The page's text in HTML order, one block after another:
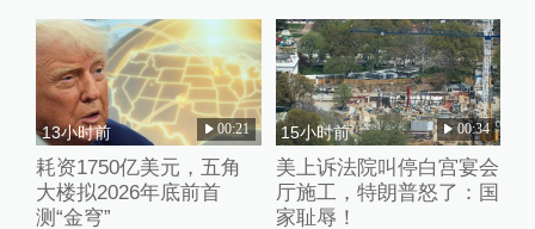
13小时前 00:21
耗资1750亿美元，五角
大楼拟2026年底前首
测“金穹”
15小时前 00:34
美上诉法院叫停白宫宴会
厅施工，特朗普怒了：国
家耻辱！